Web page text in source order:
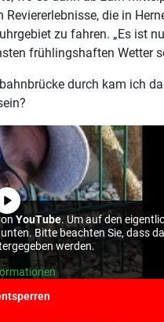
die in
zu fahren. „Es ist
frühlingshaften Wetter
durch kam ich
YouTube. Um auf den
Bitte beachten Sie, dass
werden.